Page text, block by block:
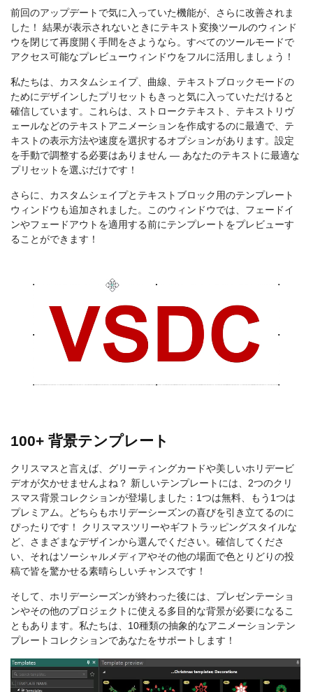
前回のアップデートで気に入っていた機能が、さらに改善されま
した！ 結果が表示されないときにテキスト変換ツールのウィンド
ウを閉じて再度開く手間をさようなら。すべてのツールモードで
アクセス可能なプレビューウィンドウをフルに活用しましょう！
私たちは、カスタムシェイプ、曲線、テキストブロックモードの
ためにデザインしたプリセットもきっと気に入っていただけると
確信しています。これらは、ストロークテキスト、テキストリヴ
ェールなどのテキストアニメーションを作成するのに最適で、テ
キストの表示方法や速度を選択するオプションがあります。設定
を手動で調整する必要はありません — あなたのテキストに最適な
プリセットを選ぶだけです！
さらに、カスタムシェイプとテキストブロック用のテンプレート
ウィンドウも追加されました。このウィンドウでは、フェードイ
ンやフェードアウトを適用する前にテンプレートをプレビューす
ることができます！
100+ 背景テンプレート
クリスマスと言えば、グリーティングカードや美しいホリデービ
デオが欠かせませんよね？ 新しいテンプレートには、2つのクリ
スマス背景コレクションが登場しました：1つは無料、もう1つは
プレミアム。どちらもホリデーシーズンの喜びを引き立てるのに
ぴったりです！ クリスマスツリーやギフトラッピングスタイルな
ど、さまざまなデザインから選んでください。確信してくださ
い、それはソーシャルメディアやその他の場面で色とりどりの投
稿で皆を驚かせる素晴らしいチャンスです！
そして、ホリデーシーズンが終わった後には、プレゼンテーショ
ンやその他のプロジェクトに使える多目的な背景が必要になるこ
ともあります。私たちは、10種類の抽象的なアニメーションテン
プレートコレクションであなたをサポートします！